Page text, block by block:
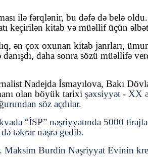
ilə fərqlənir, bu dəfə də belə
keçirilən kitab və müəllif üçün
ən çox oxunan kitab janrları,
daha sonra sözü müəllifə
Nadejda İsmayılova, Bakı
olan böyük tarixi şəxsiyyət - XX
söz açdılar.
“İSP” nəşriyyatında 5000
təkrar nəşrə gedib.
Maksim Burdin Nəşriyyat Evinin